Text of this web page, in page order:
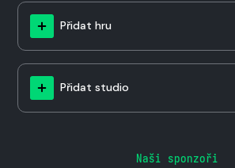
Přidat hru
Přidat studio
Naši sponzoři